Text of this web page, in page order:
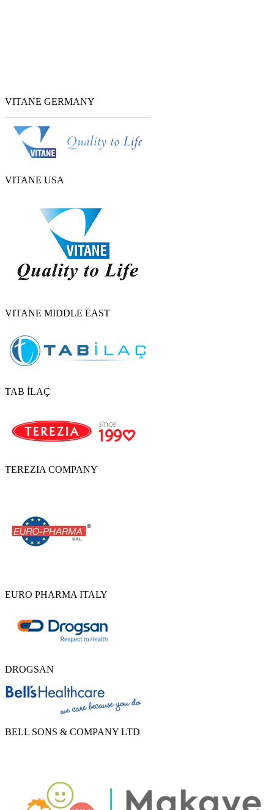
VITANE GERMANY
VITANE USA
VITANE MIDDLE EAST
TAB İLAÇ
TEREZIA COMPANY
EURO PHARMA ITALY
DROGSAN
BELL SONS & COMPANY LTD